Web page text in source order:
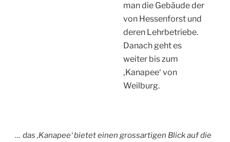
man die Gebäude der
von Hessenforst und
deren Lehrbetriebe.
Danach geht es
weiter bis zum
‚Kanapee‘ von
Weilburg.
… das ‚Kanapee‘ bietet einen grossartigen Blick auf die